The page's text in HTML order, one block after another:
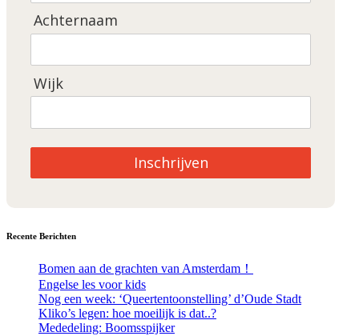
Achternaam
Wijk
Inschrijven
Recente Berichten
Bomen aan de grachten van Amsterdam！
Engelse les voor kids
Nog een week: ‘Queertentoonstelling’ d’Oude Stadt
Kliko’s legen: hoe moeilijk is dat..?
Mededeling: Boomsspijker